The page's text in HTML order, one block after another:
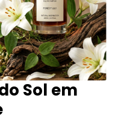
Sol em